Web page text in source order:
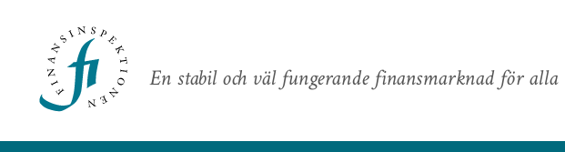
En stabil och väl fungerande finansmarknad för alla